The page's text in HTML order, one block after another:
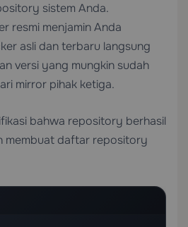
sistem Anda.
resmi menjamin Anda
asli dan terbaru langsung
versi yang mungkin sudah
mirror pihak ketiga.
bahwa repository berhasil
membuat daftar repository